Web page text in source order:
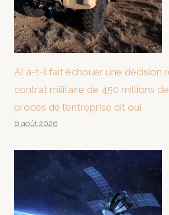
AI a-t-il fait échouer une décision
contrat militaire de 450 millions
procès de l’entreprise dit oui
6 août 2026